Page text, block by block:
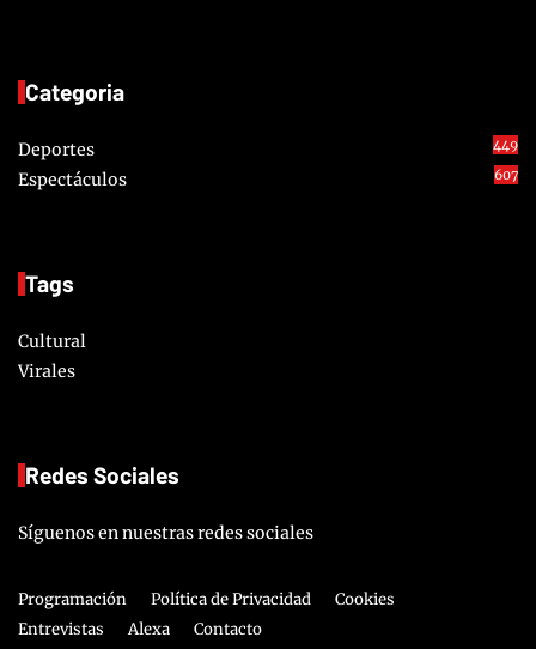
Categoria
Deportes 449
Espectáculos 607
Tags
Cultural
Virales
Redes Sociales
Síguenos en nuestras redes sociales
Programación Política de Privacidad
Cookies
Entrevistas
Alexa Contacto